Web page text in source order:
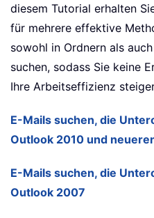
diesem Tutorial erhalten
für mehrere effektive
sowohl in Ordnern als
suchen, sodass Sie keine
Ihre Arbeitseffizienz
E-Mails suchen, die
Outlook 2010 und
E-Mails suchen, die
Outlook 2007